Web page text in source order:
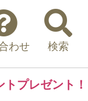
わせ 検索
プレゼント！